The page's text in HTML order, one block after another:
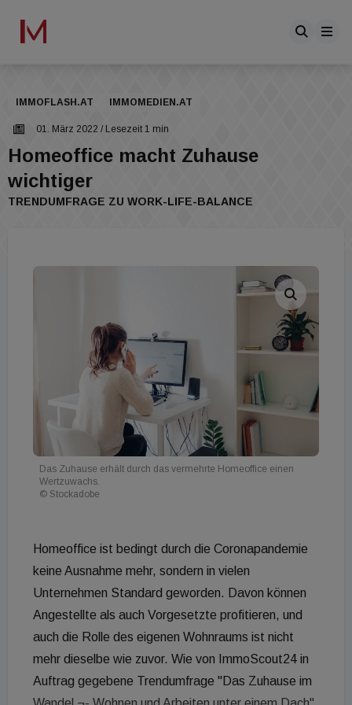
IMMOFLASH.AT IMMOMEDIEN.AT
01. März 2022 / Lesezeit 1 min
Homeoffice macht Zuhause
wichtiger
TRENDUMFRAGE ZU WORK-LIFE-BALANCE
Das Zuhause erhält durch das vermehrte Homeoffice einen
Wertzuwachs.
© Stockadobe
Homeoffice ist bedingt durch die Coronapandemie
keine Ausnahme mehr, sondern in vielen
Unternehmen Standard geworden. Davon können
Angestellte als auch Vorgesetzte profitieren, und
auch die Rolle des eigenen Wohnraums ist nicht
mehr dieselbe wie zuvor. Wie von ImmoScout24 in
Auftrag gegebene Trendumfrage "Das Zuhause im